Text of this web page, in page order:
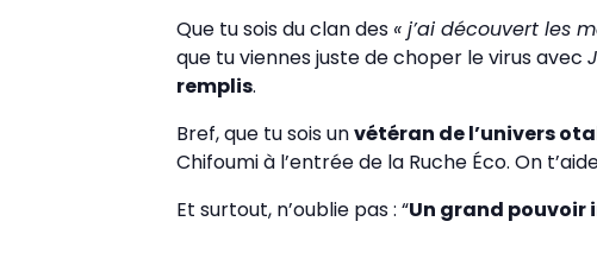
Que tu sois du clan des« j’ai découvert les
que tu viennes juste de choper le virus avec
remplis.
Bref, que tu sois unvétéran de l’univers
Chifoumi à l’entrée de la Ruche Éco. On
Et surtout, n’oublie pas : “Un grand pouvoir